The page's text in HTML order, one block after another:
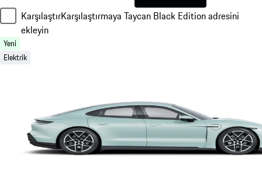
KarşılaştırKarşılaştırmaya Taycan Black Edition adresini
ekleyin
Yeni
Elektrik